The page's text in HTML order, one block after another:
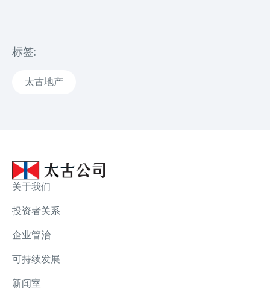
标签:
太古地产
关于我们
投资者关系
企业管治
可持续发展
新闻室